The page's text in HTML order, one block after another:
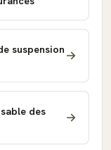
suspension
des